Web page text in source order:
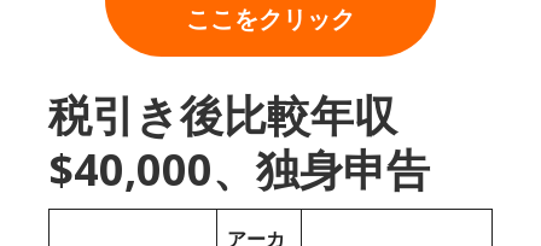
ここをクリック
税引き後比較年収
$40,000、独身申告
アーカ